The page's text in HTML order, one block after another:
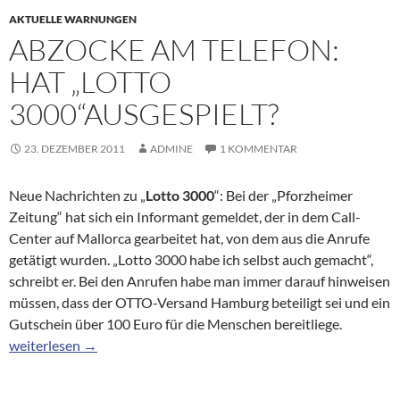
AKTUELLE WARNUNGEN
ABZOCKE AM TELEFON:
HAT „LOTTO
3000“AUSGESPIELT?
23. DEZEMBER 2011 ADMINE 1 KOMMENTAR
Neue Nachrichten zu „Lotto 3000“: Bei der „Pforzheimer
Zeitung“ hat sich ein Informant gemeldet, der in dem Call-
Center auf Mallorca gearbeitet hat, von dem aus die Anrufe
getätigt wurden. „Lotto 3000 habe ich selbst auch gemacht“,
schreibt er. Bei den Anrufen habe man immer darauf hinweisen
müssen, dass der OTTO-Versand Hamburg beteiligt sei und ein
Gutschein über 100 Euro für die Menschen bereitliege.
Abzocke am Telefon: Hat „Lotto 3000“ausgespielt?
weiterlesen →